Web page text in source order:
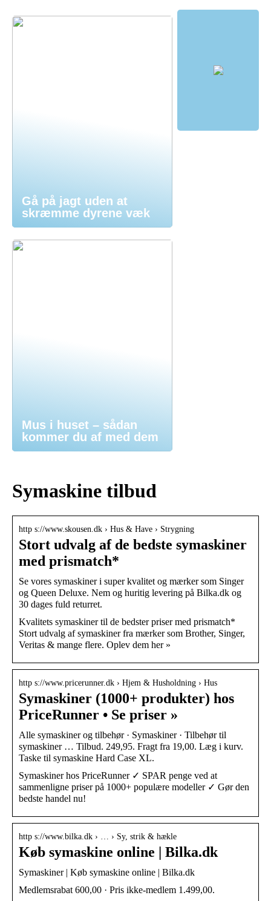
Gå på jagt uden at
skræmme dyrene væk
Mus i huset – sådan
kommer du af med dem
Symaskine tilbud
http s://www.skousen.dk › Hus & Have › Strygning
Stort udvalg af de bedste symaskiner
med prismatch*
Se vores symaskiner i super kvalitet og mærker som Singer
og Queen Deluxe. Nem og huritig levering på Bilka.dk og
30 dages fuld returret.
Kvalitets symaskiner til de bedster priser med prismatch*
Stort udvalg af symaskiner fra mærker som Brother, Singer,
Veritas & mange flere. Oplev dem her »
http s://www.pricerunner.dk › Hjem & Husholdning › Hus
Symaskiner (1000+ produkter) hos
PriceRunner • Se priser »
Alle symaskiner og tilbehør · Symaskiner · Tilbehør til
symaskiner … Tilbud. 249,95. Fragt fra 19,00. Læg i kurv.
Taske til symaskine Hard Case XL.
Symaskiner hos PriceRunner ✓ SPAR penge ved at
sammenligne priser på 1000+ populære modeller ✓ Gør den
bedste handel nu!
http s://www.bilka.dk › … › Sy, strik & hækle
Køb symaskine online | Bilka.dk
Symaskiner | Køb symaskine online | Bilka.dk
Medlemsrabat 600,00 · Pris ikke-medlem 1.499,00.